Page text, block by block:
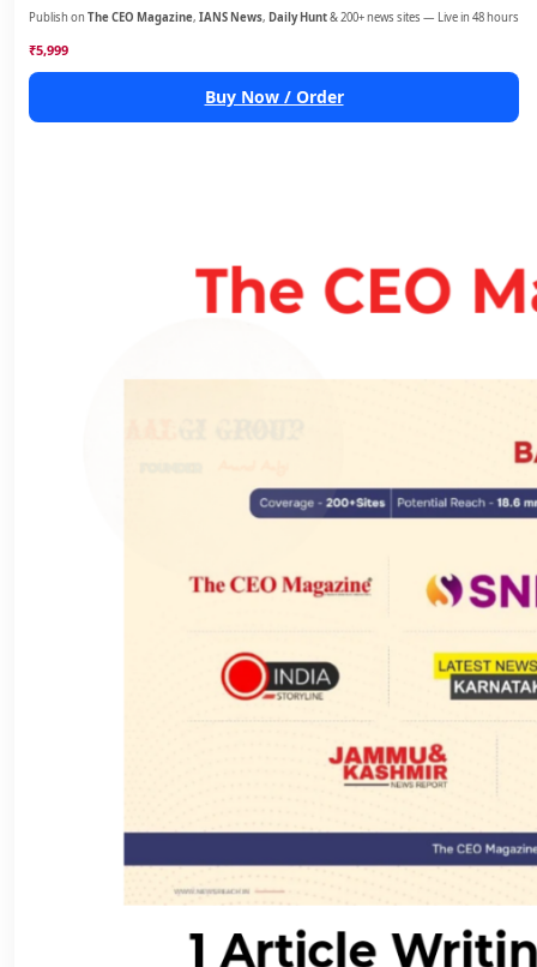
Publish on The CEO Magazine, IANS News, Daily Hunt& 200+ news sites — Live in 48 hours
₹5,999
Buy Now / Order